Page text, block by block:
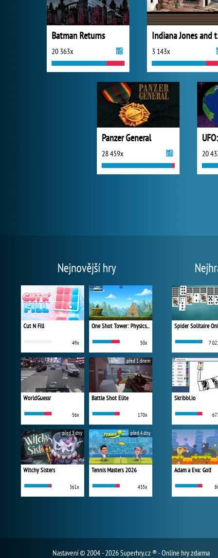
Batman Returns
20 363x 3 143x
Panzer General
28 459x 20
Nejnovější hry
Cut N Fill
49x
One Shot Tower: Physics Destroyer
50x
WorldGuessr
56x
Battle Shot Elite
170x
před 1 dnem
Witchy Sisters
361x
před 3 dny
Tennis Masters 2026
435x
před 4 dny
Spider Solitaire
7
Skribbl.io
Adam a Eva: Golf
Nastavení© 2004 - 2026 Superhry.cz ® - Online hry zdarma